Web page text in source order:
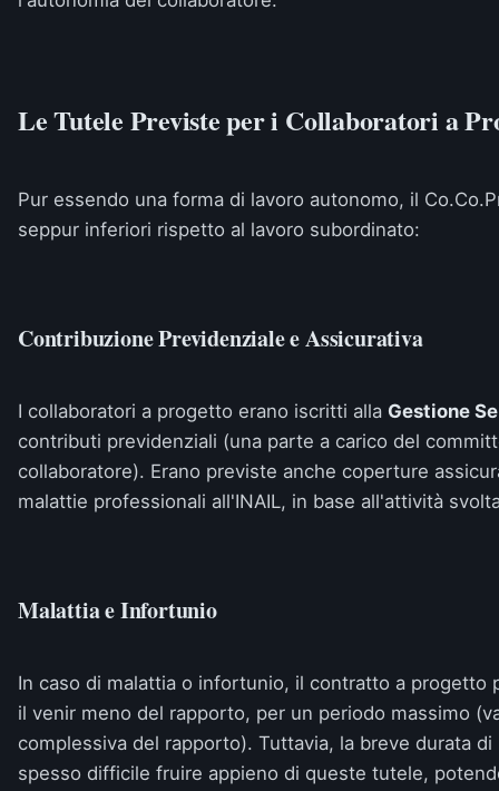
Le Tutele Previste per i Collaboratori a
Pur essendo una forma di lavoro autonomo, il
seppur inferiori rispetto al lavoro subordinato:
Contribuzione Previdenziale e Assicurativa
I collaboratori a progetto erano iscritti alla Gestione
contributi previdenziali (una parte a carico del
collaboratore). Erano previste anche coperture
malattie professionali all'INAIL, in base all'attività
Malattia e Infortunio
In caso di malattia o infortunio, il contratto a progetto
il venir meno del rapporto, per un periodo massimo
complessiva del rapporto). Tuttavia, la breve durata
spesso difficile fruire appieno di queste tutele,